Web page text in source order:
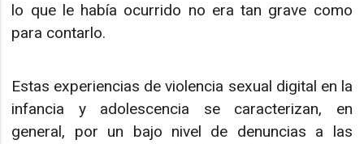
lo que le había ocurrido no era tan grave como
para contarlo.
Estas experiencias de violencia sexual digital en la
infancia y adolescencia se caracterizan, en
general, por un bajo nivel de denuncias a las